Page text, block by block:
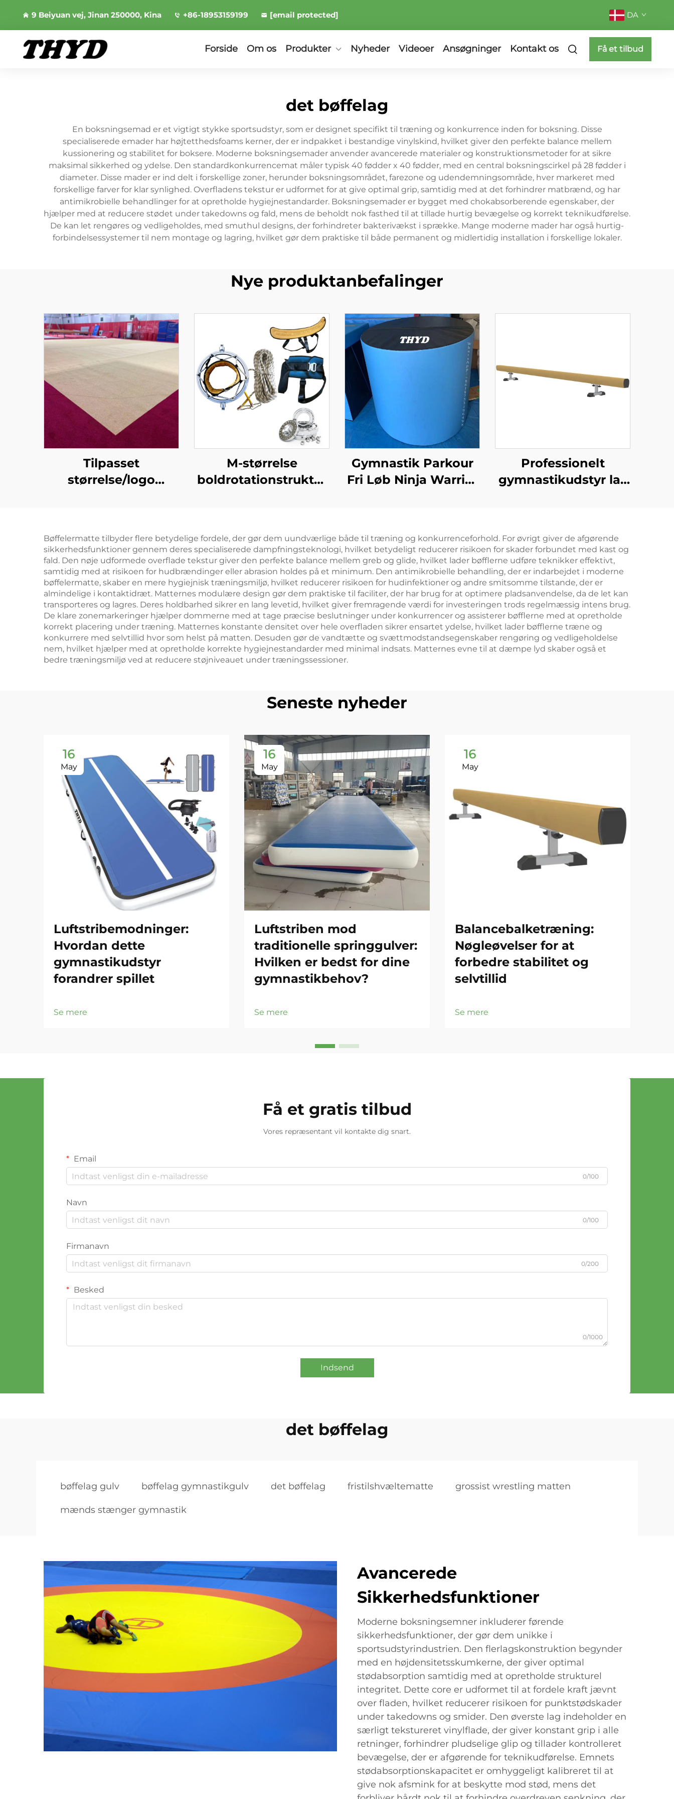
9 Beiyuan vej, Jinan 250000, Kina +86-18953159199 [email protected] DA
Forside Om os Produkter Nyheder Videoer Ansøgninger Kontakt os Få et tilbud
det bøffelag
En boksningsemad er et vigtigt stykke sportsudstyr, som er designet specifikt til træning og konkurrence inden for boksning. Disse
specialiserede emader har højtetthedsfoams kerner, der er indpakket i bestandige vinylskind, hvilket giver den perfekte balance mellem
kussionering og stabilitet for boksere. Moderne boksningsemader anvender avancerede materialer og konstruktionsmetoder for at sikre
maksimal sikkerhed og ydelse. Den standardkonkurrencemat måler typisk 40 fødder x 40 fødder, med en central boksningscirkel på 28 fødder i
diameter. Disse mader er ind delt i forskellige zoner, herunder boksningsområdet, farezone og udendemningsområde, hver markeret med
forskellige farver for klar synlighed. Overfladens tekstur er udformet for at give optimal grip, samtidig med at det forhindrer matbrænd, og har
antimikrobielle behandlinger for at opretholde hygiejnestandarder. Boksningsemader er bygget med chokabsorberende egenskaber, der
hjælper med at reducere stødet under takedowns og fald, mens de beholdt nok fasthed til at tillade hurtig bevægelse og korrekt teknikudførelse.
De kan let rengøres og vedligeholdes, med smuthul designs, der forhindreter bakterivækst i sprække. Mange moderne mader har også hurtig-
forbindelsessystemer til nem montage og lagring, hvilket gør dem praktiske til både permanent og midlertidig installation i forskellige lokaler.
Nye produktanbefalinger
Tilpasset
størrelse/logo
M-størrelse
boldrotationstruktur
trampoline, dykning,
elastrud, akrobatik
Gymnastik Parkour
Fri Løb Ninja Warrior
Professionelt
gymnastikudstyr lav
Bøffelermatte tilbyder flere betydelige fordele, der gør dem uundværlige både til træning og konkurrenceforhold. For øvrigt giver de afgørende
sikkerhedsfunktioner gennem deres specialiserede dampfningsteknologi, hvilket betydeligt reducerer risikoen for skader forbundet med kast og
fald. Den nøje udformede overflade tekstur giver den perfekte balance mellem greb og glide, hvilket lader bøfflerne udføre teknikker effektivt,
samtidig med at risikoen for hudbrændinger eller abrasion holdes på et minimum. Den antimikrobielle behandling, der er indarbejdet i moderne
bøffelermatte, skaber en mere hygiejnisk træningsmiljø, hvilket reducerer risikoen for hudinfektioner og andre smitsomme tilstande, der er
almindelige i kontaktidræt. Matternes modulære design gør dem praktiske til faciliter, der har brug for at optimere pladsanvendelse, da de let kan
transporteres og lagres. Deres holdbarhed sikrer en lang levetid, hvilket giver fremragende værdi for investeringen trods regelmæssig intens brug.
De klare zonemarkeringer hjælper dommerne med at tage præcise beslutninger under konkurrencer og assisterer bøfflerne med at opretholde
korrekt placering under træning. Matternes konstante densitet over hele overfladen sikrer ensartet ydelse, hvilket lader bøfflerne træne og
konkurrere med selvtillid hvor som helst på matten. Desuden gør de vandtætte og svættmodstandsegenskaber rengøring og vedligeholdelse
nem, hvilket hjælper med at opretholde korrekte hygiejnestandarder med minimal indsats. Matternes evne til at dæmpe lyd skaber også et
bedre træningsmiljø ved at reducere støjniveauet under træningssessioner.
Seneste nyheder
16
May
Luftstribemodninger:
Hvordan dette
gymnastikudstyr
forandrer spillet
Se mere
16
May
Luftstriben mod
traditionelle springgulver:
Hvilken er bedst for dine
gymnastikbehov?
Se mere
16
May
Balancebalketræning:
Nøgleøvelser for at
forbedre stabilitet og
selvtillid
Se mere
Få et gratis tilbud
Vores repræsentant vil kontakte dig snart.
Email
0/100
Navn
0/100
Firmanavn
0/200
Besked
0/1000
Indsend
det bøffelag
bøffelag gulv bøffelag gymnastikgulv det bøffelag fristilshvæltematte grossist wrestling matten
mænds stænger gymnastik
Avancerede
Sikkerhedsfunktioner
Moderne boksningsemner inkluderer førende
sikkerhedsfunktioner, der gør dem unikke i
sportsudstyrindustrien. Den flerlagskonstruktion begynder
med en højdensitetsskumkerne, der giver optimal
stødabsorption samtidig med at opretholde strukturel
integritet. Dette core er udformet til at fordele kraft jævnt
over fladen, hvilket reducerer risikoen for punktstødskader
under takedowns og smider. Den øverste lag indeholder en
særligt tekstureret vinylflade, der giver konstant grip i alle
retninger, forhindrer pludselige glip og tillader kontrolleret
bevægelse, der er afgørende for teknikudførelse. Emnets
stødabsorptionskapacitet er omhyggeligt kalibreret til at
give nok afsmink for at beskytte mod stød, mens det